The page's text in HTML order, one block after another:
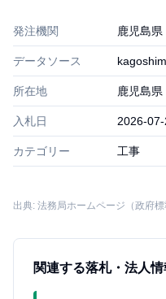
発注機関 鹿児島県
データソース
所在地 鹿児島県
入札日 2026-
カテゴリー 工事
出典: 法務局ホームページ（政府標
関連する落札・法人情